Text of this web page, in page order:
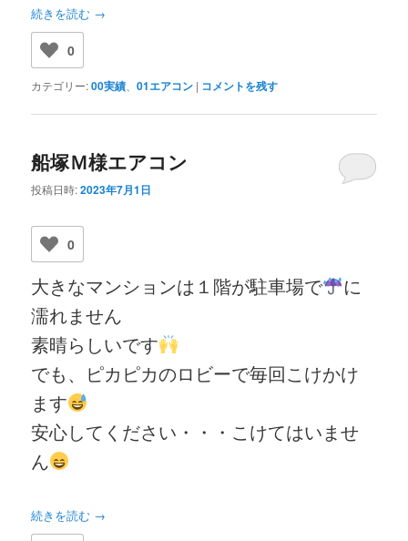
続きを読む →
0
カテゴリー:00実績、01エアコン | コメントを残す
船塚Ｍ様エアコン
投稿日時:2023年7月1日
0
大きなマンションは１階が駐車場で
に
濡れません
素晴らしいです
でも、ピカピカのロビーで毎回こけかけ
ます
安心してください・・・こけてはいませ
ん
続きを読む →